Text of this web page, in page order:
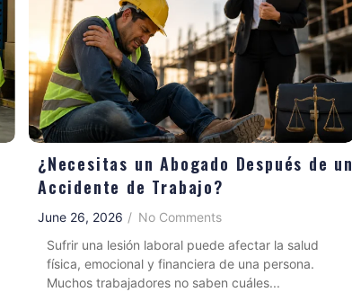
¿Necesitas un Abogado Después de un
Accidente de Trabajo?
June 26, 2026 / No Comments
Sufrir una lesión laboral puede afectar la salud
física, emocional y financiera de una persona.
Muchos trabajadores no saben cuáles...